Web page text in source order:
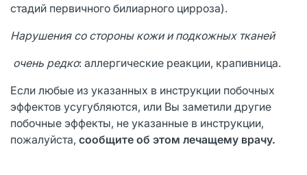
стадий первичного билиарного цирроза).
Нарушения со стороны кожи и подкожных тканей
очень редко: аллергические реакции, крапивница.
Если любые из указанных в инструкции побочных
эффектов усугубляются, или Вы заметили другие
побочные эффекты, не указанные в инструкции,
пожалуйста, сообщите об этом лечащему врачу.